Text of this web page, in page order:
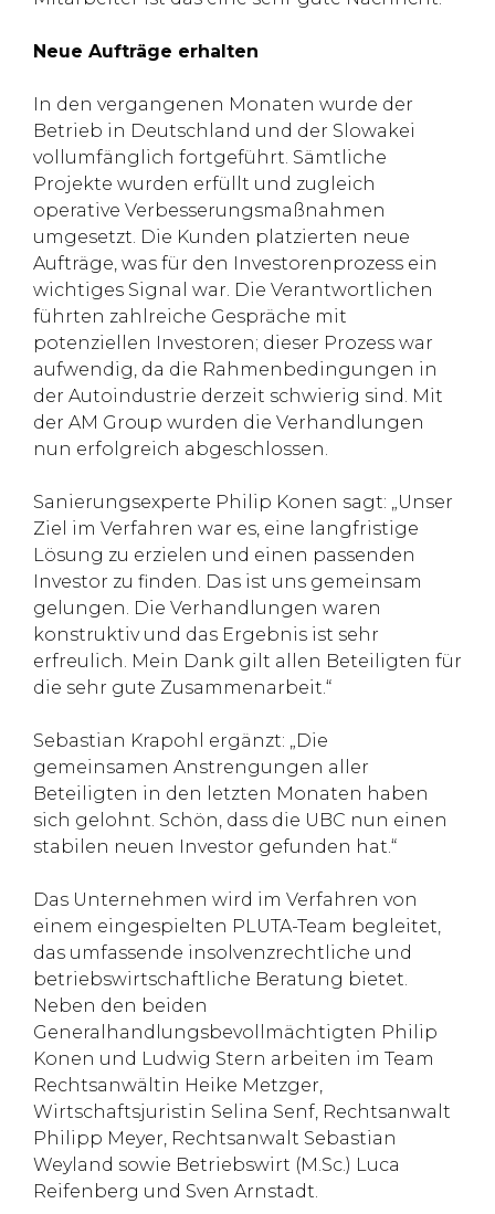
Neue Aufträge erhalten
In den vergangenen Monaten wurde der
Betrieb in Deutschland und der Slowakei
vollumfänglich fortgeführt. Sämtliche
Projekte wurden erfüllt und zugleich
operative Verbesserungsmaßnahmen
umgesetzt. Die Kunden platzierten neue
Aufträge, was für den Investorenprozess ein
wichtiges Signal war. Die Verantwortlichen
führten zahlreiche Gespräche mit
potenziellen Investoren; dieser Prozess war
aufwendig, da die Rahmenbedingungen in
der Autoindustrie derzeit schwierig sind. Mit
der AM Group wurden die Verhandlungen
nun erfolgreich abgeschlossen.
Sanierungsexperte Philip Konen sagt: „Unser
Ziel im Verfahren war es, eine langfristige
Lösung zu erzielen und einen passenden
Investor zu finden. Das ist uns gemeinsam
gelungen. Die Verhandlungen waren
konstruktiv und das Ergebnis ist sehr
erfreulich. Mein Dank gilt allen Beteiligten für
die sehr gute Zusammenarbeit.“
Sebastian Krapohl ergänzt: „Die
gemeinsamen Anstrengungen aller
Beteiligten in den letzten Monaten haben
sich gelohnt. Schön, dass die UBC nun einen
stabilen neuen Investor gefunden hat.“
Das Unternehmen wird im Verfahren von
einem eingespielten PLUTA-Team begleitet,
das umfassende insolvenzrechtliche und
betriebswirtschaftliche Beratung bietet.
Neben den beiden
Generalhandlungsbevollmächtigten Philip
Konen und Ludwig Stern arbeiten im Team
Rechtsanwältin Heike Metzger,
Wirtschaftsjuristin Selina Senf, Rechtsanwalt
Philipp Meyer, Rechtsanwalt Sebastian
Weyland sowie Betriebswirt (M.Sc.) Luca
Reifenberg und Sven Arnstadt.